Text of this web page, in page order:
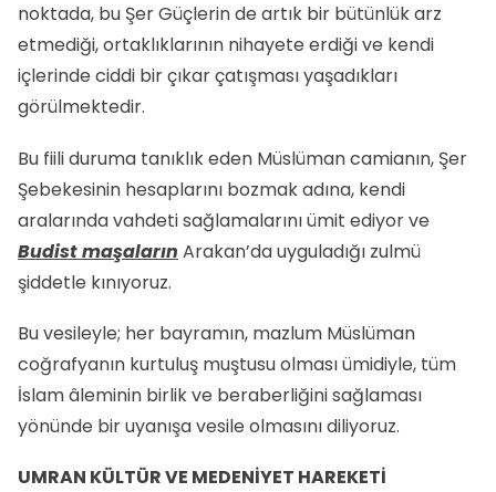
noktada, bu Şer Güçlerin de artık bir bütünlük arz
etmediği, ortaklıklarının nihayete erdiği ve kendi
içlerinde ciddi bir çıkar çatışması yaşadıkları
görülmektedir.
Bu fiili duruma tanıklık eden Müslüman camianın, Şer
Şebekesinin hesaplarını bozmak adına, kendi
aralarında vahdeti sağlamalarını ümit ediyor ve
Budist maşaların Arakan’da uyguladığı zulmü
şiddetle kınıyoruz.
Bu vesileyle; her bayramın, mazlum Müslüman
coğrafyanın kurtuluş muştusu olması ümidiyle, tüm
İslam âleminin birlik ve beraberliğini sağlaması
yönünde bir uyanışa vesile olmasını diliyoruz.
UMRAN KÜLTÜR VE MEDENİYET HAREKETİ